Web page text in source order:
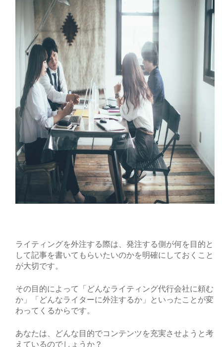
ライティングを外注する際は、発注する側が何を目的と
して記事を書いてもらいたいのかを明確にしておくこと
が大切です。
その目的によって「どんなライティング代行会社に頼む
か」「どんなライターに外注するか」といったことが変
わってくるからです。
あなたは、どんな目的でコンテンツを充実させようと考
えているのでしょうか？